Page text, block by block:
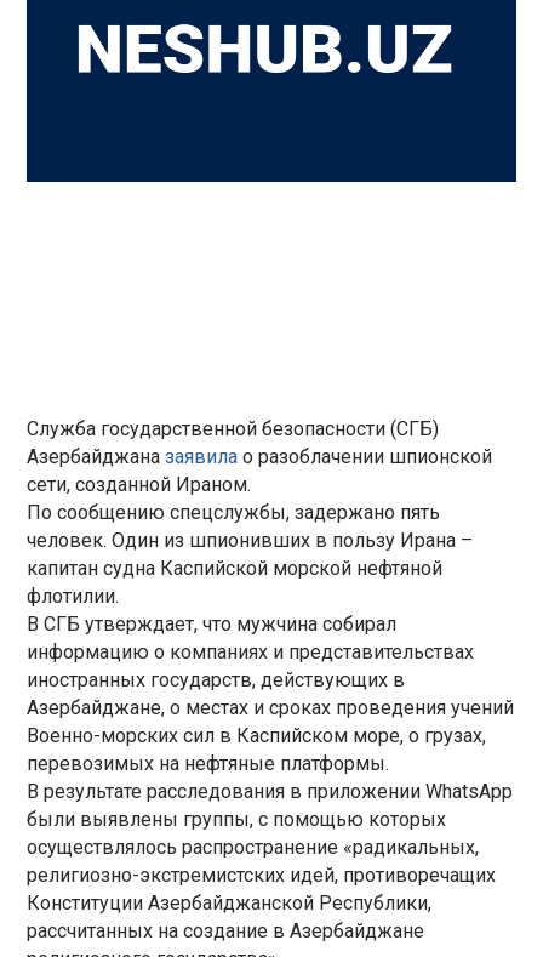
Служба государственной безопасности (СГБ)
Азербайджаназаявила о разоблачении шпионской
сети, созданной Ираном.
По сообщению спецслужбы, задержано пять
человек. Один из шпионивших в пользу Ирана –
капитан судна Каспийской морской нефтяной
флотилии.
В СГБ утверждает, что мужчина собирал
информацию о компаниях и представительствах
иностранных государств, действующих в
Азербайджане, о местах и сроках проведения учений
Военно-морских сил в Каспийском море, о грузах,
перевозимых на нефтяные платформы.
В результате расследования в приложении WhatsApp
были выявлены группы, с помощью которых
осуществлялось распространение «радикальных,
религиозно-экстремистских идей, противоречащих
Конституции Азербайджанской Республики,
рассчитанных на создание в Азербайджане